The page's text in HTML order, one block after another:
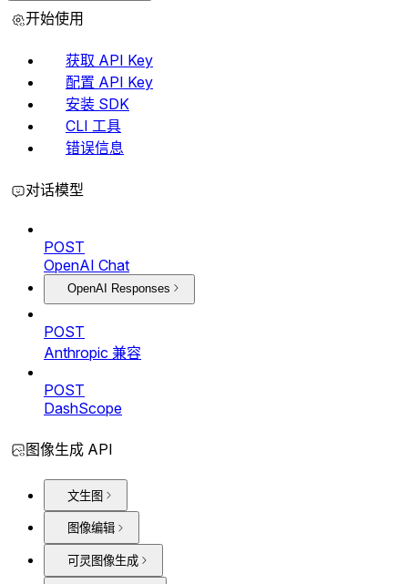
开始使用
获取 API Key
配置 API Key
安装 SDK
CLI 工具
错误信息
对话模型
POST
OpenAI Chat
OpenAI Responses
POST
Anthropic 兼容
POST
DashScope
图像生成 API
文生图
图像编辑
可灵图像生成